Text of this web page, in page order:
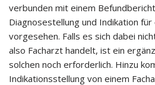
verbunden mit einem
Diagnosestellung und Indikation
vorgesehen. Falls es sich dabei
also Facharzt handelt, ist ein
solchen noch erforderlich. Hinzu
Indikationsstellung von einem